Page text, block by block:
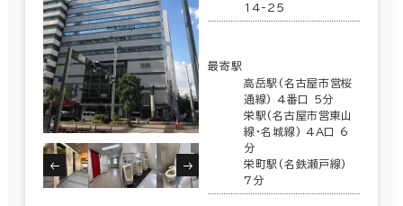
14-25
最寄駅
高岳駅(名古屋市営桜
通線) 4番口 5分
栄駅(名古屋市営東山
線･名城線) 4A口 6
分
栄町駅(名鉄瀬戸線)
7分